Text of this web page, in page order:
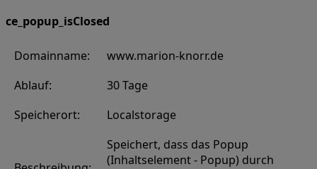
ce_popup_isClosed
Domainname:
www.marion-knorr.de
Ablauf:
30 Tage
Speicherort:
Localstorage
Speichert, dass das Popup
(Inhaltselement - Popup) durch